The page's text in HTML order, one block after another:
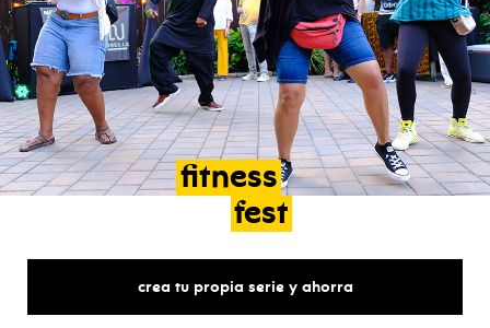
fitness
fest
crea tu propia serie y ahorra